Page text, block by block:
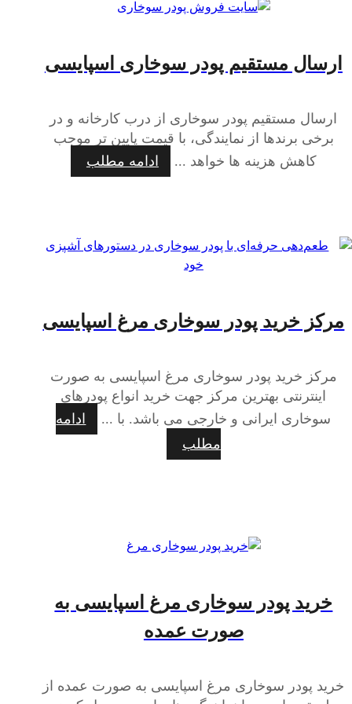
ارسال مستقیم پودر سوخاری اسپایسی
ارسال مستقیم پودر سوخاری از درب کارخانه و در
برخی برندها از نمایندگی، با قیمت پایین تر موجب
کاهش هزینه ها خواهد ...
ادامه مطلب
مرکز خرید پودر سوخاری مرغ اسپایسی
مرکز خرید پودر سوخاری مرغ اسپایسی به صورت
اینترنتی بهترین مرکز جهت خرید انواع پودرهای
سوخاری ایرانی و خارجی می باشد. با ...
ادامه
مطلب
خرید پودر سوخاری مرغ اسپایسی به
صورت عمده
خرید پودر سوخاری مرغ اسپایسی به صورت عمده از